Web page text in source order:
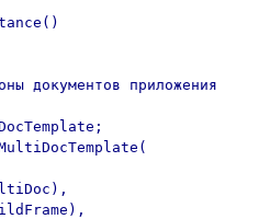
документов приложения